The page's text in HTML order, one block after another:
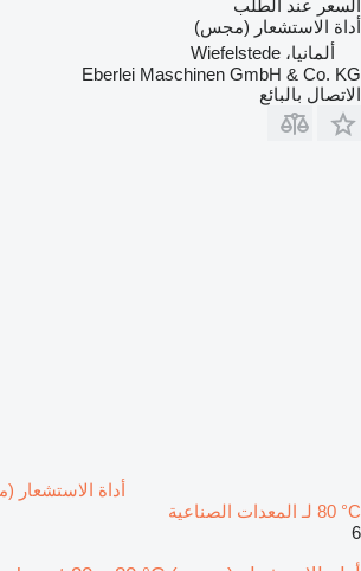
السعر عند الطلب
أداة الاستشعار (مجس)
ألمانيا، Wiefelstede
Eberlei Maschinen GmbH & Co. KG
الاتصال بالبائع
80 °C لـ المعدات الصناعية
6